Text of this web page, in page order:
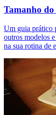
Tamanho
Um guia prático
outros modelos
na sua rotina de